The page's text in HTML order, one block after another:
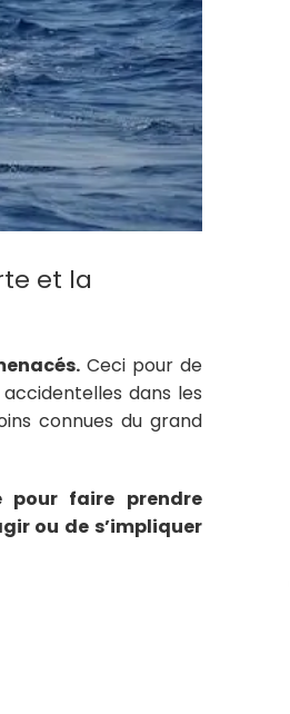
et la
Ceci pour de
dans les
connues du grand
pour faire prendre
ou de s’impliquer